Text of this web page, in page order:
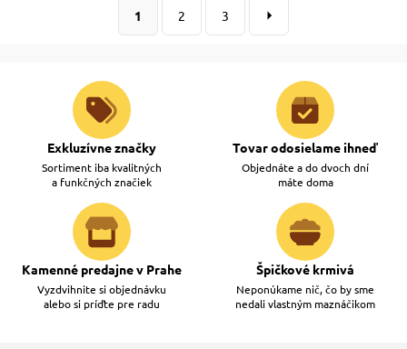
1 2 3
Exkluzívne značky
Sortiment iba kvalitných
a funkčných značiek
Tovar odosielame ihneď
Objednáte a do dvoch dní
máte doma
Kamenné predajne v Prahe
Vyzdvihnite si objednávku
alebo si príďte pre radu
Špičkové krmivá
Neponúkame nič, čo by sme
nedali vlastným maznáčikom